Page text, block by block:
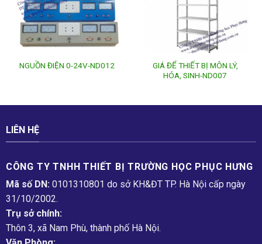
NGUỒN ĐIỆN 0-24V-ND012
GIÁ ĐỂ THIẾT BỊ MÔN LÝ,
HÓA, SINH-ND007
LIÊN HỆ
CÔNG TY TNHH THIẾT BỊ TRƯỜNG HỌC PHỤC H­ƯNG
Mã số DN: 0101310801 do sở KH&ĐT TP. Hà Nội cấp ngày
31/10/2002.
Trụ sở chính:
Thôn 3, xã Nam Phù, thành phố Hà Nội.